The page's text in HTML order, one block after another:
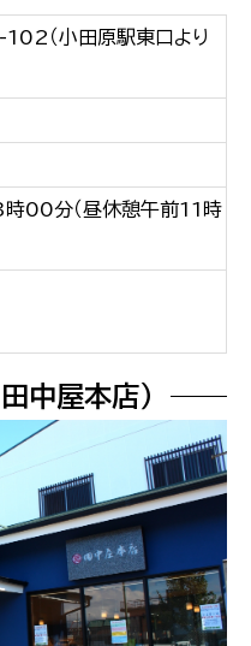
（小田原駅東口より
00分（昼休憩午前11時
中屋本店）